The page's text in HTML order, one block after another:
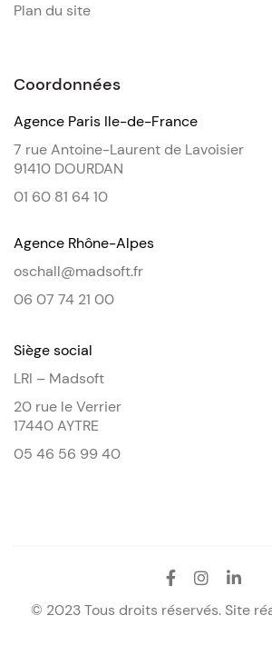
Plan du site
Coordonnées
Agence Paris Ile-de-France
7 rue Antoine-Laurent de Lavoisier
91410 DOURDAN
01 60 81 64 10
Agence Rhône-Alpes
oschall@madsoft.fr
06 07 74 21 00
Siège social
LRI – Madsoft
20 rue le Verrier
17440 AYTRE
05 46 56 99 40
© 2023 Tous droits réservés. Site